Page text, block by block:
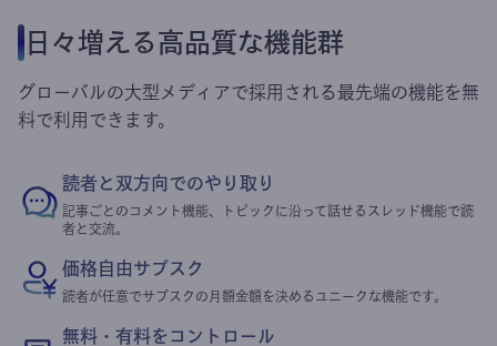
日々増える高品質な機能群
グローバルの大型メディアで採用される最先端の機能を無
料で利用できます。
読者と双方向でのやり取り
記事ごとのコメント機能、トピックに沿って話せるスレッド機能で読
者と交流。
価格自由サブスク
読者が任意でサブスクの月額金額を決めるユニークな機能です。
無料・有料をコントロール